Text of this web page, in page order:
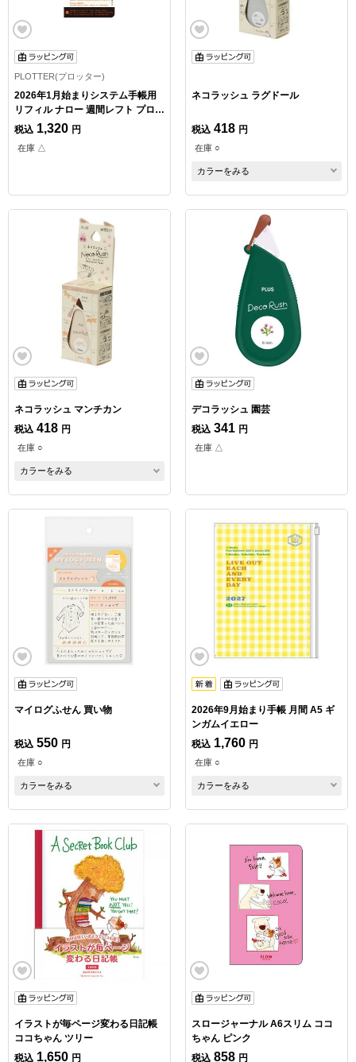
PLOTTER(プロッター)
2026年1月始まりシステム手帳用
リフィル ナロー 週間レフト プロッ
ター
税込 1,320 円
在庫 △
ネコラッシュ ラグドール
税込 418 円
在庫 ○
カラーをみる
ネコラッシュ マンチカン
税込 418 円
在庫 ○
カラーをみる
デコラッシュ 園芸
税込 341 円
在庫 △
マイログふせん 買い物
税込 550 円
在庫 ○
カラーをみる
2026年9月始まり手帳 月間 A5 ギ
ンガムイエロー
税込 1,760 円
在庫 ○
カラーをみる
イラストが毎ページ変わる日記帳
ココちゃん ツリー
税込 1,650 円
スロージャーナル A6スリム ココ
ちゃん ピンク
税込 858 円